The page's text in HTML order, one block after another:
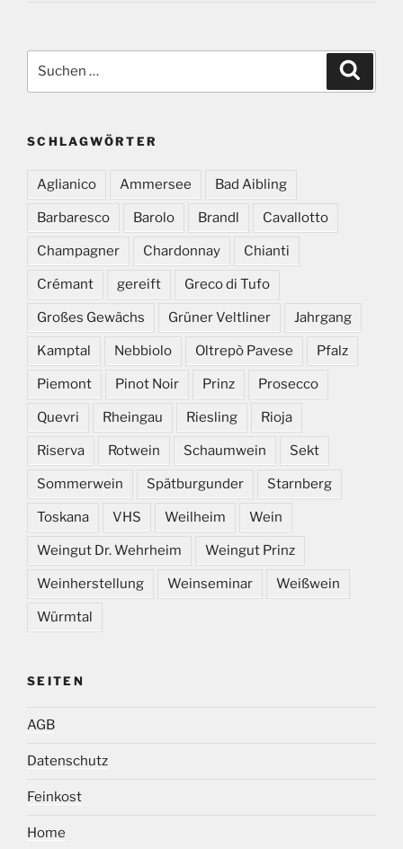
nach:
SCHLAGWÖRTER
Aglianico Ammersee Bad Aibling
Barbaresco Barolo Brandl Cavallotto
Champagner Chardonnay Chianti
Crémant gereift Greco di Tufo
Großes Gewächs Grüner Veltliner Jahrgang
Kamptal Nebbiolo Oltrepò Pavese Pfalz
Piemont Pinot Noir Prinz Prosecco
Quevri Rheingau Riesling Rioja
Riserva Rotwein Schaumwein Sekt
Sommerwein Spätburgunder Starnberg
Toskana VHS Weilheim Wein
Weingut Dr. Wehrheim Weingut Prinz
Weinherstellung Weinseminar Weißwein
Würmtal
SEITEN
AGB
Datenschutz
Feinkost
Home